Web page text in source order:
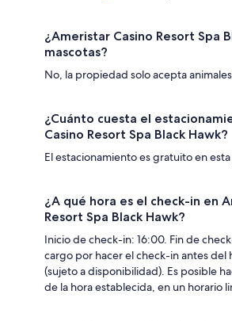
¿Ameristar Casino Resort Spa
mascotas?
No, la propiedad solo acepta
¿Cuánto cuesta el
Casino Resort Spa Black Hawk?
El estacionamiento es gratuito en
¿A qué hora es el check-in en
Resort Spa Black Hawk?
Inicio de check-in: 16:00. Fin de
cargo por hacer el check-in antes del
(sujeto a disponibilidad). Es posible
de la hora establecida, en un horario